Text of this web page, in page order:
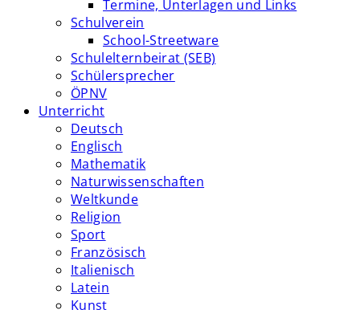
Termine, Unterlagen und Links
Schulverein
School-Streetware
Schulelternbeirat (SEB)
Schülersprecher
ÖPNV
Unterricht
Deutsch
Englisch
Mathematik
Naturwissenschaften
Weltkunde
Religion
Sport
Französisch
Italienisch
Latein
Kunst